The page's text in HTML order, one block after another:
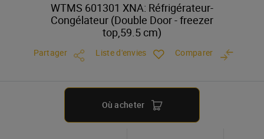
WTMS 601301 XNA: Réfrigérateur-
Congélateur (Double Door - freezer
top,59.5 cm)
Partager Liste d'envies Comparer
Où acheter